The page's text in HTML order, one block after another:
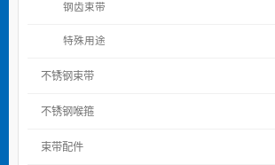
钢齿束带
特殊用途
不锈钢束带
不锈钢喉箍
束带配件